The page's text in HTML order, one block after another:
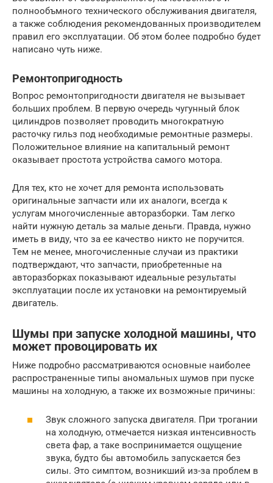
полнообъмного технического обслуживания двигателя,
а также соблюдения рекомендованных производителем
правил его эксплуатации. Об этом более подробно будет
написано чуть ниже.
Ремонтопригодность
Вопрос ремонтопригодности двигателя не вызывает
больших проблем. В первую очередь чугунный блок
цилиндров позволяет проводить многократную
расточку гильз под необходимые ремонтные размеры.
Положительное влияние на капитальный ремонт
оказывает простота устройства самого мотора.
Для тех, кто не хочет для ремонта использовать
оригинальные запчасти или их аналоги, всегда к
услугам многочисленные авторазборки. Там легко
найти нужную деталь за малые деньги. Правда, нужно
иметь в виду, что за ее качество никто не поручится.
Тем не менее, многочисленные случаи из практики
подтверждают, что запчасти, приобретенные на
авторазборках показывают идеальные результаты
эксплуатации после их установки на ремонтируемый
двигатель.
Шумы при запуске холодной машины, что
может провоцировать их
Ниже подробно рассматриваются основные наиболее
распространенные типы аномальных шумов при пуске
машины на холодную, а также их возможные причины:
Звук сложного запуска двигателя. При трогании
на холодную, отмечается низкая интенсивность
света фар, а таке воспринимается ощущение
звука, будто бы автомобиль запускается без
силы. Это симптом, возникший из-за проблем в